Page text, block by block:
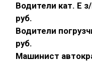
Водители кат. Е
руб.
Водители
руб.
Машинист